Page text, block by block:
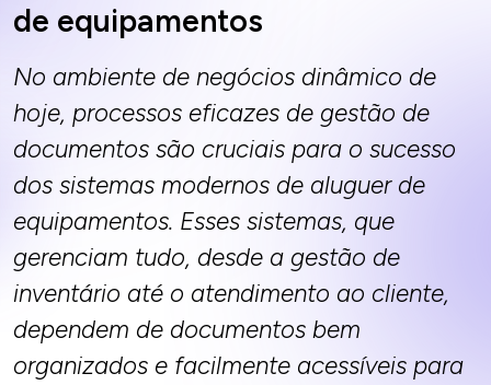
de equipamentos
No ambiente de negócios dinâmico de
hoje, processos eficazes de gestão de
documentos são cruciais para o sucesso
dos sistemas modernos de aluguer de
equipamentos. Esses sistemas, que
gerenciam tudo, desde a gestão de
inventário até o atendimento ao cliente,
dependem de documentos bem
organizados e facilmente acessíveis para
FAQ
Contacte-nos